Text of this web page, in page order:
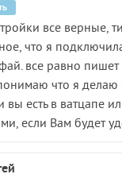
все верные,
что я
все равно
что я делаю
вы есть в ватцапе
если Вам будет